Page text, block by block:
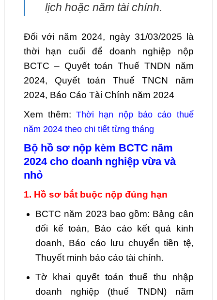
lịch hoặc năm tài chính.
Đối với năm 2024, ngày 31/03/2025 là
thời hạn cuối để doanh nghiệp nộp
BCTC – Quyết toán Thuế TNDN năm
2024, Quyết toán Thuế TNCN năm
2024, Báo Cáo Tài Chính năm 2024
Xem thêm:Thời hạn nộp báo cáo thuế
năm 2024 theo chi tiết từng tháng
Bộ hồ sơ nộp kèm BCTC năm
2024 cho doanh nghiệp vừa và
nhỏ
1. Hồ sơ bắt buộc nộp đúng hạn
BCTC năm 2023 bao gồm: Bảng cân
đối kế toán, Báo cáo kết quả kinh
doanh, Báo cáo lưu chuyển tiền tệ,
Thuyết minh báo cáo tài chính.
Tờ khai quyết toán thuế thu nhập
doanh nghiệp (thuế TNDN) năm